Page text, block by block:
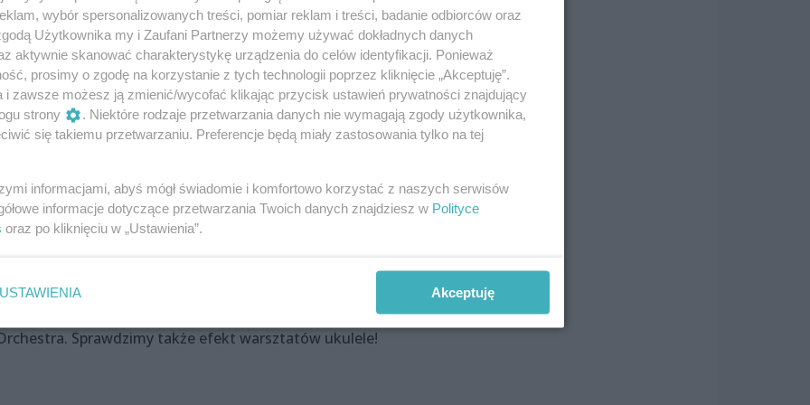
Wystarczy odróżniać nogę od ręki – zaśmiał
o letnim festiwalu Music West Fest, który przez najbliższe
w regionie, żeby dzielić się muzyką kameralną. – Mamy
kończymy dużym koncertem w amfiteatrze –
orkiestry.
zabawy!
wyjątkowego wydarzenia w Kaskadzie. Naszymi gośćmi są
Sprawdzimy także efekt warsztatów ukulele!
wybór spersonalizowanych treści, pomiar reklam i treści, badanie odbiorców oraz
Użytkownika my i Zaufani Partnerzy możemy używać dokładnych danych
aktywnie skanować charakterystykę urządzenia do celów identyfikacji. Ponieważ
prosimy o zgodę na korzystanie z tych technologii poprzez kliknięcie „Akceptuję”.
i zawsze możesz ją zmienić/wycofać klikając przycisk ustawień prywatności znajdujący
strony
. Niektóre rodzaje przetwarzania danych nie wymagają zgody użytkownika,
się takiemu przetwarzaniu. Preferencje będą miały zastosowania tylko na tej
informacjami, abyś mógł świadomie i komfortowo korzystać z naszych serwisów
informacje dotyczące przetwarzania Twoich danych znajdziesz w Polityce
oraz po kliknięciu w „Ustawienia”.
USTAWIENIA Akceptuję